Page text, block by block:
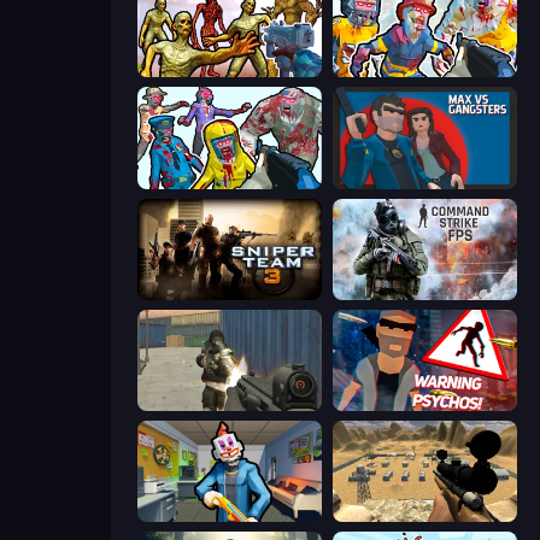
Monster Shooter Apocalypse Zombies Shooter: Part 2
Zombies Shooter Max vs Gangsters
Sniper Team 3 Command Strike FPS
Masked Forces City of Psychos
Save the Hostages Ghost Sniper